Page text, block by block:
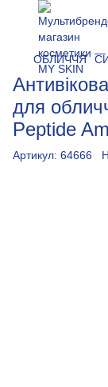
ОБЛИЧЧЯ
для
Peptide
Артикул: 64666